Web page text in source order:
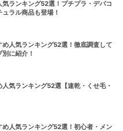
ランキング52選！プチプラ・デパコ
ラル商品も登場！
め人気ランキング52選！徹底調査して
に紹介！
人気ランキング52選【速乾・くせ毛・
め人気ランキング52選！初心者・メン